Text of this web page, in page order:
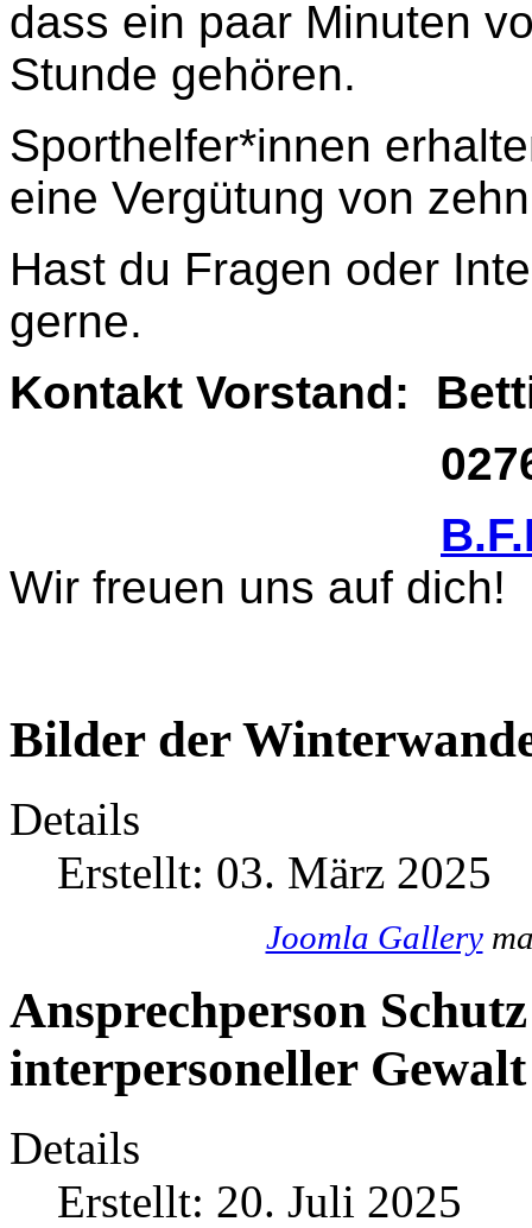
dass ein paar Minuten
Stunde gehören.
Sporthelfer*innen
eine Vergütung von
Hast du Fragen oder
gerne.
Kontakt Vorstand:
02761
Wir freuen uns auf dich!
Bilder der
Details
Erstellt: 03. März 2025
Joomla Gallery
Ansprechperson
interpersoneller Gewalt
Details
Erstellt: 20. Juli 2025